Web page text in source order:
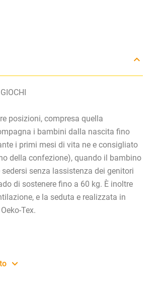
posizioni, compresa quella
i bambini dalla nascita fino
i primi mesi di vita ne e consigliato
della confezione), quando il bambino
senza lassistenza dei genitori
di sostenere fino a 60 kg. È inoltre
e la seduta e realizzata in
Tex.